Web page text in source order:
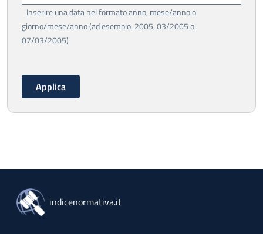
Inserire una data nel formato anno, mese/anno o
giorno/mese/anno (ad esempio: 2005, 03/2005 o
07/03/2005)
indicenormativa.it